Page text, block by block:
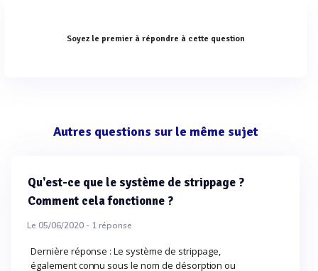
Soyez le premier à répondre à cette question
Autres questions sur le même sujet
Qu'est-ce que le système de strippage ?
Comment cela fonctionne ?
Le 05/06/2020 - 1réponse
Dernière réponse : Le système de strippage,
également connu sous le nom de désorption ou